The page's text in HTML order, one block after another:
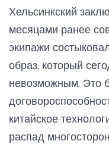
Хельсинкский
месяцами ранее
экипажи
образ, который
невозможным. Это
китайское
распад